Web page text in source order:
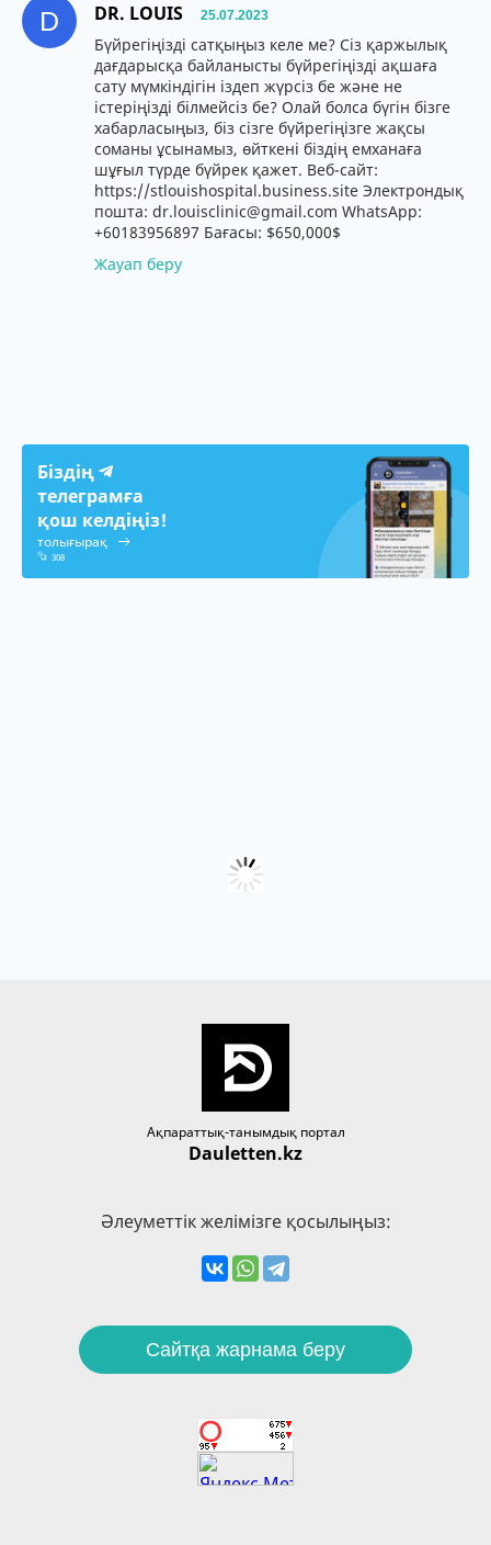
D DR. LOUIS 25.07.2023
Бүйрегіңізді сатқыңыз келе ме? Сіз қаржылық
дағдарысқа байланысты бүйрегіңізді ақшаға
сату мүмкіндігін іздеп жүрсіз бе және не
істеріңізді білмейсіз бе? Олай болса бүгін бізге
хабарласыңыз, біз сізге бүйрегіңізге жақсы
соманы ұсынамыз, өйткені біздің емханаға
шұғыл түрде бүйрек қажет. Веб-сайт:
https://stlouishospital.business.site Электрондық
пошта: dr.louisclinic@gmail.com WhatsApp:
+60183956897 Бағасы: $650,000$
Жауап беру
Біздің
телеграмға
қош келдіңіз!
толығырақ
308
Ақпараттық-танымдық портал
Dauletten.kz
Әлеуметтік желімізге қосылыңыз:
Сайтқа жарнама беру